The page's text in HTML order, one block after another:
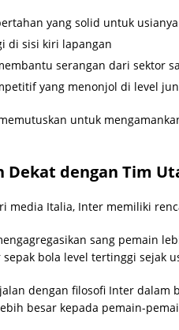
yang solid untuk usianya
di sisi kiri lapangan
serangan dari sektor
yang menonjol di level
untuk
Dekat dengan Tim
media Italia, Inter memiliki
sang pemain
bola level tertinggi sejak
dengan filosofi Inter
besar kepada pemain-